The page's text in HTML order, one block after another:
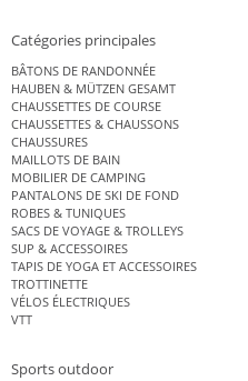
Catégories principales
BÂTONS DE RANDONNÉE
HAUBEN & MÜTZEN GESAMT
CHAUSSETTES DE COURSE
CHAUSSETTES & CHAUSSONS
CHAUSSURES
MAILLOTS DE BAIN
MOBILIER DE CAMPING
PANTALONS DE SKI DE FOND
ROBES & TUNIQUES
SACS DE VOYAGE & TROLLEYS
SUP & ACCESSOIRES
TAPIS DE YOGA ET ACCESSOIRES
TROTTINETTE
VÉLOS ÉLECTRIQUES
VTT
Sports outdoor